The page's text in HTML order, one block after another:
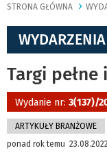
STRONA GŁÓWNA
WYDARZENIA
Targi
Wydanie nr: 3(137)/
ARTYKUŁY BRANŻOWE
ponad rok temu